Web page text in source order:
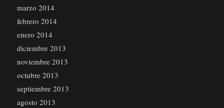
marzo 2014
febrero 2014
enero 2014
diciembre 2013
noviembre 2013
octubre 2013
septiembre 2013
agosto 2013